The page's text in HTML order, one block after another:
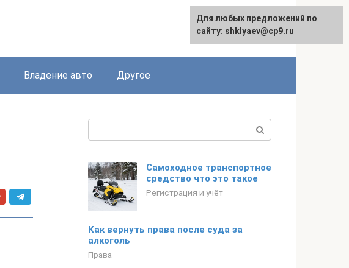
Владение авто Другое
Самоходное транспортное
средство что это такое
Регистрация и учёт
Как вернуть права после суда за
алкоголь
Права
Для любых предложений по
сайту: shklyaev@cp9.ru